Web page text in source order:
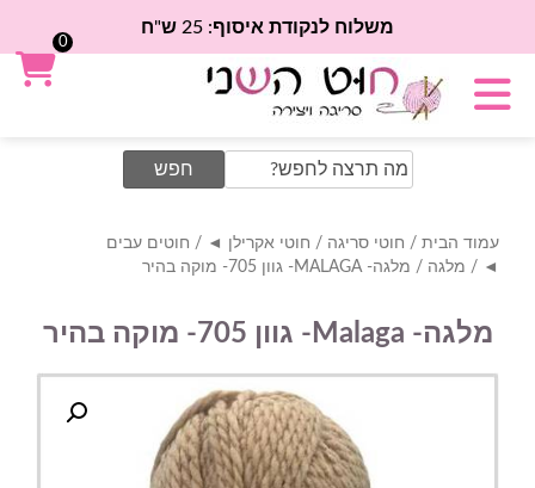
משלוח לנקודת איסוף: 25 ש"ח
Search
for:
עמוד הבית / חוטי סריגה / חוטי אקרילן ◄ / חוטים עבים
◄
/ מלגה / מלגה- MALAGA- גוון 705- מוקה בהיר
מלגה- Malaga- גוון 705- מוקה בהיר
0